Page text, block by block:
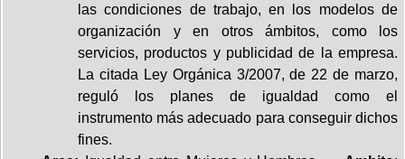
las condiciones de trabajo, en los modelos de
organización y en otros ámbitos, como los
servicios, productos y publicidad de la empresa.
La citada Ley Orgánica 3/2007, de 22 de marzo,
reguló los planes de igualdad como el
instrumento más adecuado para conseguir dichos
fines.